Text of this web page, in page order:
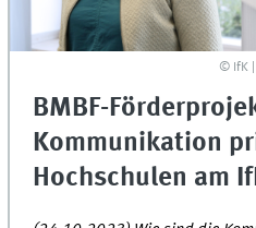
© IfK |
BMBF-
Kommunikation
Hochschulen am